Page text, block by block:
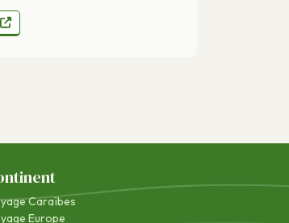
Caraïbes
Europe